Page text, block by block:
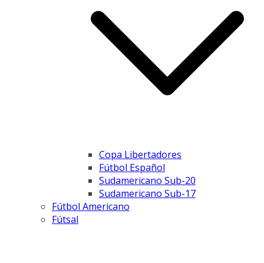
Copa Libertadores
Fútbol Español
Sudamericano Sub-20
Sudamericano Sub-17
Fútbol Americano
Fútsal